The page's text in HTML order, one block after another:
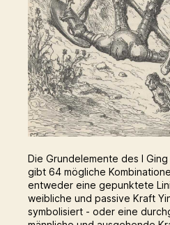
Die Grundelemente des I
gibt 64 mögliche
entweder eine gepunktete
weibliche und passive Kraft
symbolisiert - oder eine